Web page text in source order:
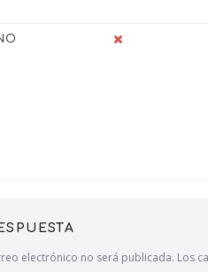
electrónico no será publicada. Los